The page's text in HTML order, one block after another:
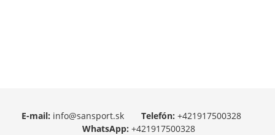
E-mail: info@sansport.sk Telefón: +421917500328
WhatsApp: +421917500328